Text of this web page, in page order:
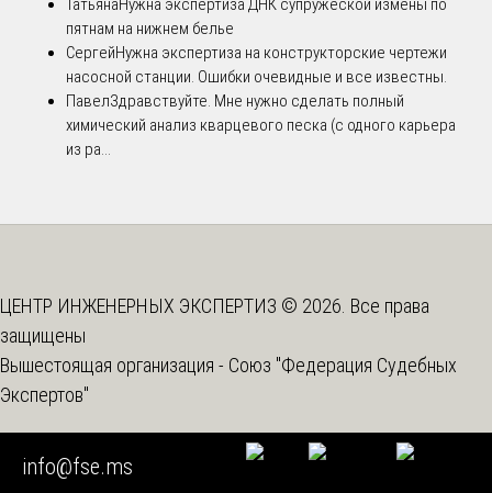
пятнам на нижнем белье
СергейНужна экспертиза на конструкторские чертежи
насосной станции. Ошибки очевидные и все известны.
ПавелЗдравствуйте. Мне нужно сделать полный
химический анализ кварцевого песка (с одного карьера
из ра...
ЦЕНТР ИНЖЕНЕРНЫХ ЭКСПЕРТИЗ © 2026. Все права
защищены
Вышестоящая организация - Союз "Федерация Судебных
Экспертов"
info@fse.ms